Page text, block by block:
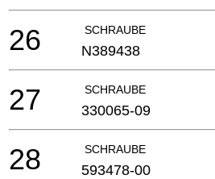
SCHRAUBE
26 N389438
SCHRAUBE
27 330065-09
SCHRAUBE
28 593478-00